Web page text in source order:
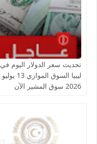
تحديث سعر الدولار اليوم في
ليبيا السوق الموازي 13 يوليو
2026 سوق المشير الآن